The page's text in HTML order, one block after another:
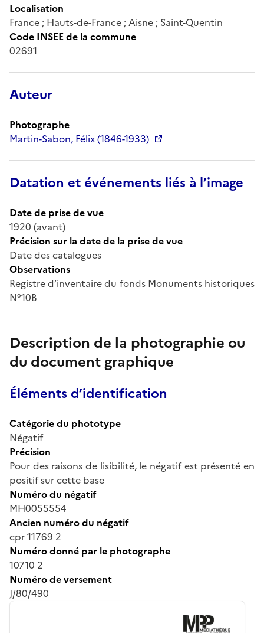
Localisation
France ; Hauts-de-France ; Aisne ; Saint-Quentin
Code INSEE de la commune
02691
Auteur
Photographe
Martin-Sabon, Félix (1846-1933)
Datation et événements liés à l’image
Date de prise de vue
1920 (avant)
Précision sur la date de la prise de vue
Date des catalogues
Observations
Registre d’inventaire du fonds Monuments historiques
N°10B
Description de la photographie ou
du document graphique
Éléments d’identification
Catégorie du phototype
Négatif
Précision
Pour des raisons de lisibilité, le négatif est présenté en
positif sur cette base
Numéro du négatif
MH0055554
Ancien numéro du négatif
cpr 11769 2
Numéro donné par le photographe
10710 2
Numéro de versement
J/80/490